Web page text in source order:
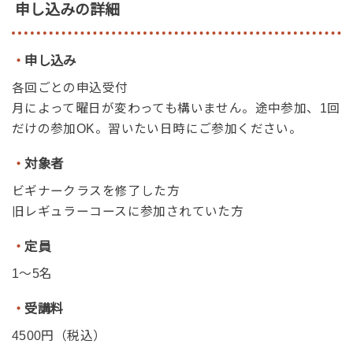
申し込みの詳細
・ 申し込み
各回ごとの申込受付
月によって曜日が変わっても構いません。途中参加、1回
だけの参加OK。習いたい日時にご参加ください。
・対象者
ビギナークラスを修了した方
旧レギュラーコースに参加されていた方
・ 定員
1～5名
・ 受講料
4500円（税込）